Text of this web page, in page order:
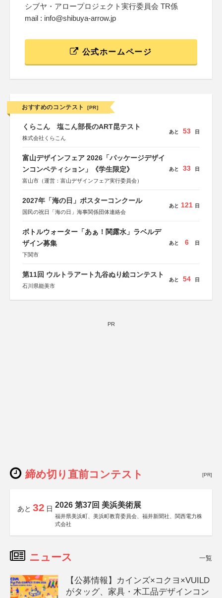
シブヤ・アロープロジェクト実行委員会 TR係
mail : info@shibuya-arrow.jp
公式ホームページ
おすすめのコンテスト [PR]
くらこん 塩こん部長のART昆テスト
株式会社くらこん
あと 53 日
富山デザインフェア 2026「パッケージデザイ
ンコンペティション」《学生限定》
富山市（運営：富山デザインフェア実行委員会）
あと 33 日
2027年「海の日」ポスターコンクール
国民の祝日「海の日」海事関係団体連絡会
あと 121 日
ボトルウォーター「あぁ！関露水」ラベルデ
ザイン募集
下関市
あと 6 日
第11回 ウルトラアート九谷ぬり絵コンテスト
石川県能美市
あと 54 日
PR
締め切り直前コンテスト [PR]
あと 32 日 2026 第37回 美浜美術展
福井県美浜町、美浜町教育委員会、福井新聞社、関西電力株
式会社
ニュース 一覧
【公募情報】カインズ×コクヨ×VUILD
がタッグ、家具・木工品デザインコン